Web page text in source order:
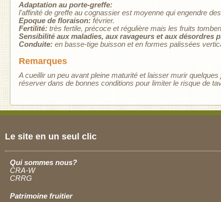
Adaptation au porte-greffe:
l'affinité de greffe au cognassier est moyenne qui engendre
Epoque de floraison: février.
Fertilité: très fertile, précoce et régulière mais les fruits
Sensibilité aux maladies, aux ravageurs et aux désordres
Conduite: en basse-tige buisson et en formes palissées
Remarques
A cueillir un peu avant pleine maturité et laisser murir
réserver dans de bonnes conditions pour limiter le risque de
Le site en un seul clic
Qui sommes nous?
CRA-W
CRRG
Patrimoine fruitier